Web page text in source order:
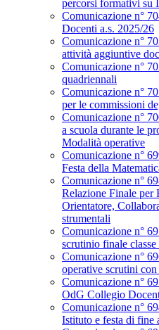
percorsi formativi
Comunicazione n°
Docenti a.s. 2025/26
Comunicazione n°
attività aggiuntive
Comunicazione n°
quadriennali
Comunicazione n°
per le commissioni
Comunicazione n°
a scuola durante le
Modalità operative
Comunicazione n°
Festa della
Comunicazione n°
Relazione Finale per
Orientatore,
strumentali
Comunicazione n°
scrutinio finale
Comunicazione n°
operative scrutini
Comunicazione n°
OdG Collegio
Comunicazione n°
Istituto e festa di fine